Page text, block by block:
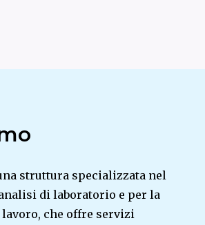
struttura specializzata nel
di laboratorio e per la
che offre servizi